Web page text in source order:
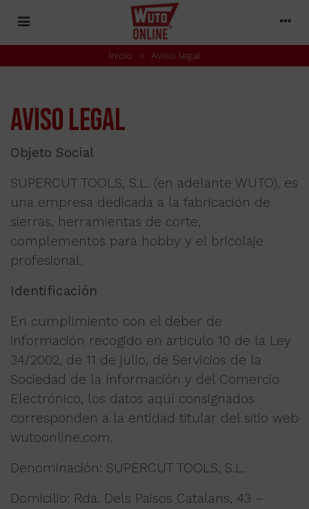
Inicio > Aviso legal
AVISO LEGAL
Objeto Social
SUPERCUT TOOLS, S.L. (en adelante WUTO), es
una empresa dedicada a la fabricación de
sierras, herramientas de corte,
complementos para hobby y el bricolaje
profesional.
Identificación
En cumplimiento con el deber de
información recogido en artículo 10 de la Ley
34/2002, de 11 de julio, de Servicios de la
Sociedad de la Información y del Comercio
Electrónico, los datos aquí consignados
corresponden a la entidad titular del sitio web
wutoonline.com.
Denominación: SUPERCUT TOOLS, S.L.
Domicilio: Rda. Dels Paisos Catalans, 43 –